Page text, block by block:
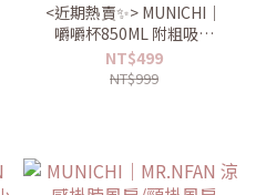
<近期熱賣✨> MUNICHI｜
嚼嚼杯850ML 附粗吸管
Tritan安全無毒 不含BPA
MR.CAP
NT$499
NT$999